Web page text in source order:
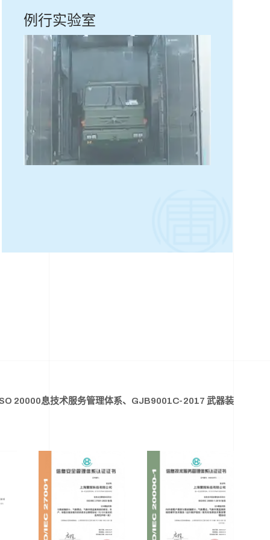
例行实验室
20000息技术服务管理体系、GJB9001C-2017 武器装